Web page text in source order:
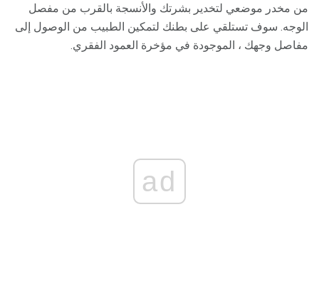
من مخدر موضعي لتخدير بشرتك والأنسجة بالقرب من مفصل
الوجه. سوف تستلقي على بطنك لتمكين الطبيب من الوصول إلى
مفاصل وجهك ، الموجودة في مؤخرة العمود الفقري.
ad